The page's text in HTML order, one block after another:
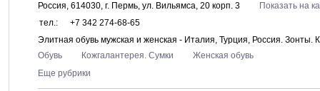
Россия, 614030, г. Пермь, ул. Вильямса, 20 корп. 3
Показать на
тел.:
+7 342 274-68-65
Элитная обувь мужская и женская - Италия, Турция, Россия. Зонты.
Обувь
Кожгалантерея. Сумки
Женская обувь
Еще рубрики